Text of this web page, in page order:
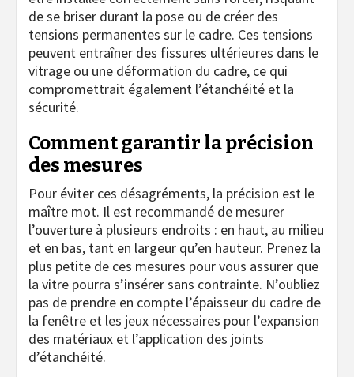
de se briser durant la pose ou de créer des
tensions permanentes sur le cadre. Ces tensions
peuvent entraîner des fissures ultérieures dans le
vitrage ou une déformation du cadre, ce qui
compromettrait également l’étanchéité et la
sécurité.
Comment garantir la précision
des mesures
Pour éviter ces désagréments, la précision est le
maître mot. Il est recommandé de mesurer
l’ouverture à plusieurs endroits : en haut, au milieu
et en bas, tant en largeur qu’en hauteur. Prenez la
plus petite de ces mesures pour vous assurer que
la vitre pourra s’insérer sans contrainte. N’oubliez
pas de prendre en compte l’épaisseur du cadre de
la fenêtre et les jeux nécessaires pour l’expansion
des matériaux et l’application des joints
d’étanchéité.